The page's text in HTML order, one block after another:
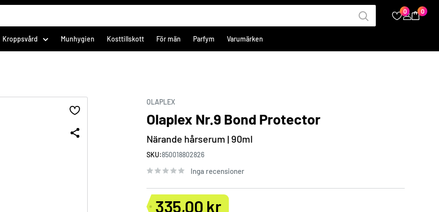
0 0
Kroppsvård Munhygien Kosttillskott För män Parfym Varumärken
OLAPLEX
Olaplex Nr.9 Bond Protector
Närande hårserum | 90ml
SKU:850018802826
Inga recensioner
335,00 kr